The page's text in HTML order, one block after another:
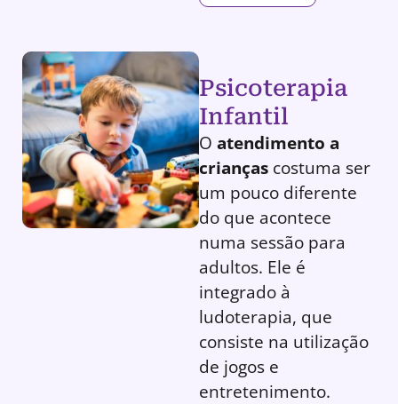
Psicoterapia
Infantil
O atendimento a
crianças costuma ser
um pouco diferente
do que acontece
numa sessão para
adultos. Ele é
integrado à
ludoterapia, que
consiste na utilização
de jogos e
entretenimento.